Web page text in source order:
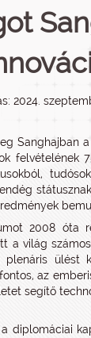
2024.
Sanghajban
felvételének
2008 óta
a világ
ülést
az
segítő
diplomáciai